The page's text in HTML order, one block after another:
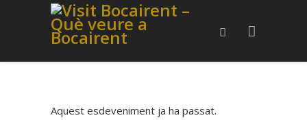
Aquest esdeveniment ja ha passat.